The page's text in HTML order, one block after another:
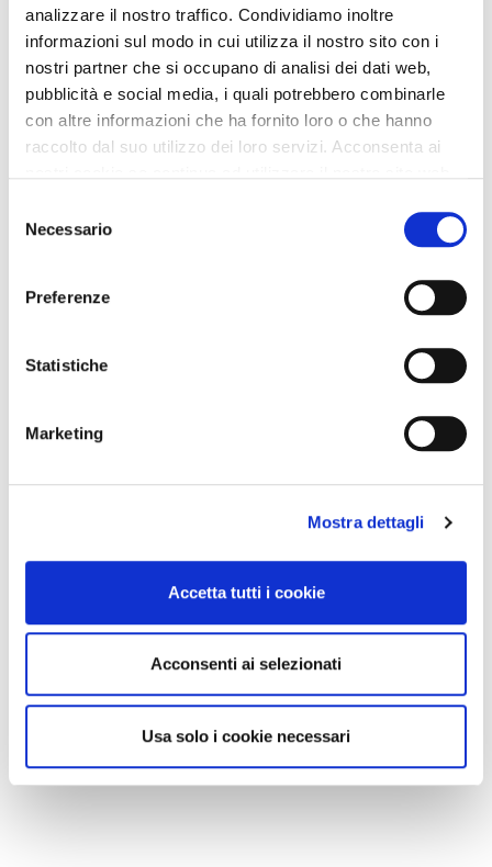
analizzare il nostro traffico. Condividiamo inoltre
informazioni sul modo in cui utilizza il nostro sito con i
nostri partner che si occupano di analisi dei dati web,
pubblicità e social media, i quali potrebbero combinarle
con altre informazioni che ha fornito loro o che hanno
raccolto dal suo utilizzo dei loro servizi. Acconsenta ai
delNecessario
Preferenze
Statistiche
Marketing
Mostra dettagli
Accetta tutti i cookie
Acconsenti ai selezionati
Usa solo i cookie necessari